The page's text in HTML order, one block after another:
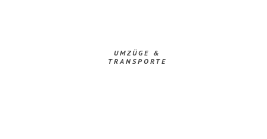
UMZÜGE &
TRANSPORTE